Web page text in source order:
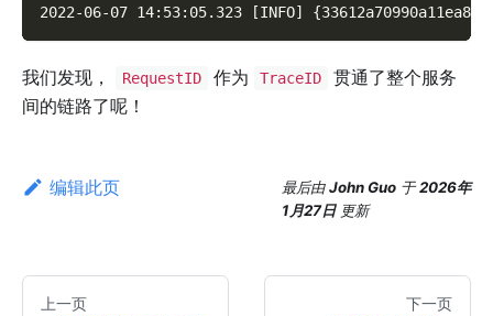
2022-06-07 14:53:05.323 [INFO]
我们发现， RequestID 作为 TraceID
贯通了整个服务
间的链路了呢！
编辑此页 最后由John Guo 于2026年
1月27日 更新
上一页 下一页